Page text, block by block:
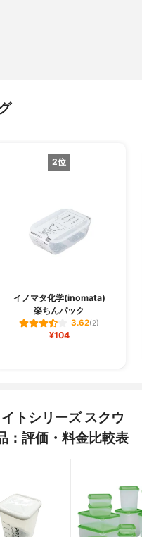
2位
イノマタ化学(inomata)
楽ちんパック
3.62(2)
¥104
トシリーズ スクウ
：評価・料金比較表